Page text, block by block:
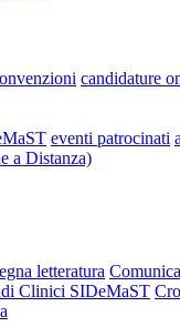
candidature
eventi patrocinati
a Distanza)
letteratura
Clinici SIDeMaST